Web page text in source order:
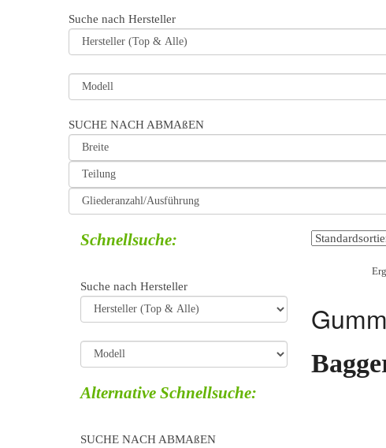
Suche nach Hersteller
SUCHE NACH ABMAßEN
Schnellsuche:
Suche nach Hersteller
Alternative Schnellsuche:
SUCHE NACH ABMAßEN